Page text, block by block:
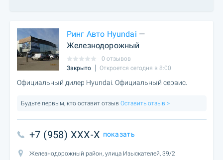
Ринг Авто Hyundai —
Железнодорожный
0 отзывов
Закрыто
Откроется сегодня в 8:00
Официальный дилер Hyundai. Официальный сервис.
Будьте первым, кто оставит отзыв Оставить отзыв >
+7 (958) XXX-X показать
Железнодорожный район, улица Изыскателей, 39/2